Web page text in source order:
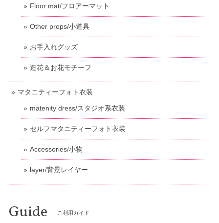
Floor mat/フロアーマット
Other props/小道具
お手入れグッズ
造花＆お花モチーフ
マタニティーフォト衣装
matenity dress/スタジオ系衣装
セルフマタニティーフォト衣装
Accessories/小物
layer/背景レイヤー
Guide ご利用ガイド